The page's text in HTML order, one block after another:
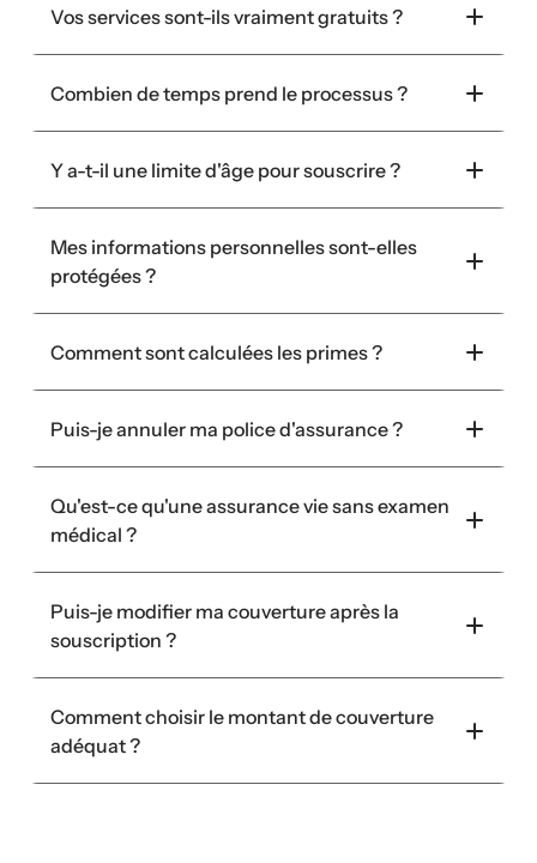
Vos services sont-ils vraiment gratuits ?
Combien de temps prend le processus ?
Y a-t-il une limite d'âge pour souscrire ?
Mes informations personnelles sont-elles
protégées ?
Comment sont calculées les primes ?
Puis-je annuler ma police d'assurance ?
Qu'est-ce qu'une assurance vie sans examen
médical ?
Puis-je modifier ma couverture après la
souscription ?
Comment choisir le montant de couverture
adéquat ?